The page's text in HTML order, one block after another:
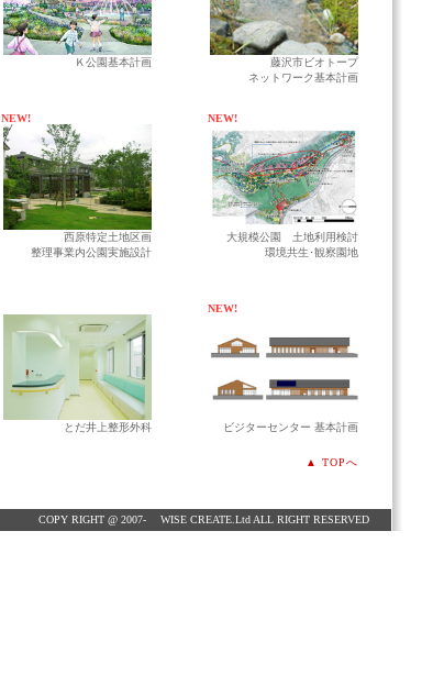
Ｋ公園基本計画
藤沢市ビオトープ
ネットワーク基本計画
NEW! NEW!
西原特定土地区画
整理事業内公園実施設計
大規模公園 土地利用検討
環境共生･観察園地
NEW!
とだ井上整形外科 ビジターセンター 基本計画
▲ TOPへ
COPY RIGHT @ 2007- WISE CREATE.Ltd ALL RIGHT RESERVED